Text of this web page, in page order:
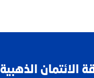
الائتمان الذهبية